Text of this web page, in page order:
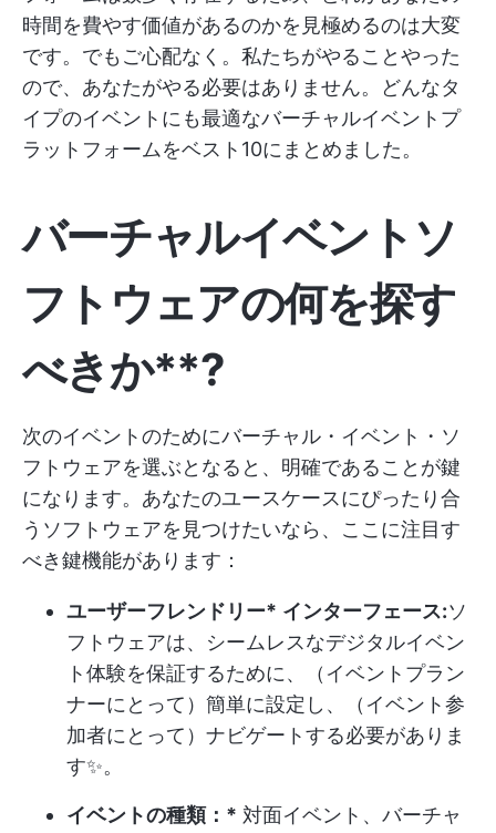
時間を費やす価値があるのかを見極めるのは大変
です。でもご心配なく。私たちがやることやった
ので、あなたがやる必要はありません。どんなタ
イプのイベントにも最適なバーチャルイベントプ
ラットフォームをベスト10にまとめました。
バーチャルイベントソ
フトウェアの何を探す
べきか**?
次のイベントのためにバーチャル・イベント・ソ
フトウェアを選ぶとなると、明確であることが鍵
になります。あなたのユースケースにぴったり合
うソフトウェアを見つけたいなら、ここに注目す
べき鍵機能があります：
ユーザーフレンドリー* インターフェース:ソ
フトウェアは、シームレスなデジタルイベン
ト体験を保証するために、（イベントプラン
ナーにとって）簡単に設定し、（イベント参
加者にとって）ナビゲートする必要がありま
す✨。
イベントの種類：* 対面イベント、バーチャ